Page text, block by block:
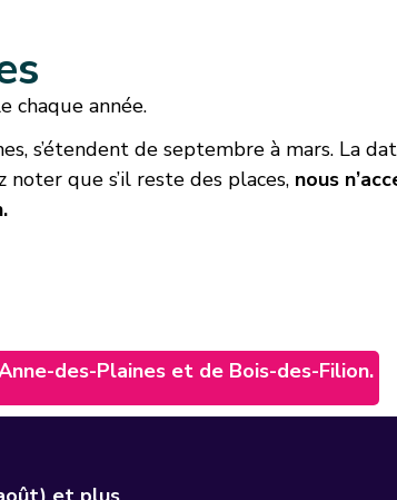
chaque année.
s’étendent de septembre à mars. La
que s’il reste des places, nous
des-Plaines et de Bois-des-Filion.